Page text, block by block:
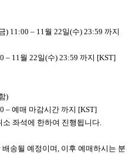
) 11:00 – 11월 22일(수) 23:59 까지
– 11월 22일(수) 23:59 까지 [KST]
)
– 예매 마감시간 까지 [KST]
좌석에 한하여 진행됩니다.
송될 예정이며, 이후 예매하시는 분